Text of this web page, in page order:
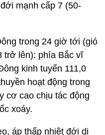
mạnh cấp 7 (50-
trong 24 giờ tới (gió
trở lên): phía Bắc vĩ
kinh tuyến 111,0
hoạt động trong
cơ cao chịu tác động
xoáy.
áp thấp nhiệt đới di